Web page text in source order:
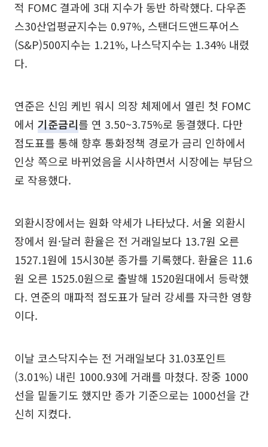
적 FOMC 결과에 3대 지수가 동반 하락했다. 다우존
스30산업평균지수는 0.97%, 스탠더드앤드푸어스
(S&P)500지수는 1.21%, 나스닥지수는 1.34% 내렸
다.
연준은 신임 케빈 워시 의장 체제에서 열린 첫 FOMC
에서 기준금리를 연 3.50~3.75%로 동결했다. 다만
점도표를 통해 향후 통화정책 경로가 금리 인하에서
인상 쪽으로 바뀌었음을 시사하면서 시장에는 부담으
로 작용했다.
외환시장에서는 원화 약세가 나타났다. 서울 외환시
장에서 원·달러 환율은 전 거래일보다 13.7원 오른
1527.1원에 15시30분 종가를 기록했다. 환율은 11.6
원 오른 1525.0원으로 출발해 1520원대에서 등락했
다. 연준의 매파적 점도표가 달러 강세를 자극한 영향
이다.
이날 코스닥지수는 전 거래일보다 31.03포인트
(3.01%) 내린 1000.93에 거래를 마쳤다. 장중 1000
선을 밑돌기도 했지만 종가 기준으로는 1000선을 간
신히 지켰다.